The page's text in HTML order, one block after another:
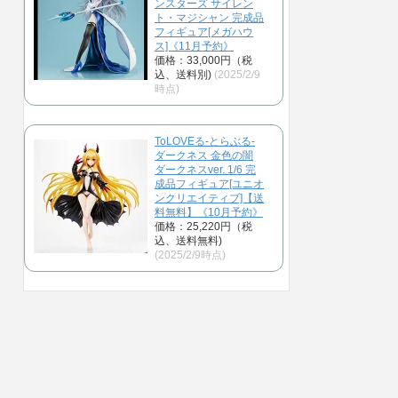
ンスターズ サイレン
ト・マジシャン 完成品
フィギュア[メガハウ
ス]《11月予約》
価格：33,000円（税
込、送料別) (2025/2/9
時点)
ToLOVEる-とらぶる-
ダークネス 金色の闇
ダークネスver. 1/6 完
成品フィギュア[ユニオ
ンクリエイティブ]【送
料無料】《10月予約》
価格：25,220円（税
込、送料無料)
(2025/2/9時点)